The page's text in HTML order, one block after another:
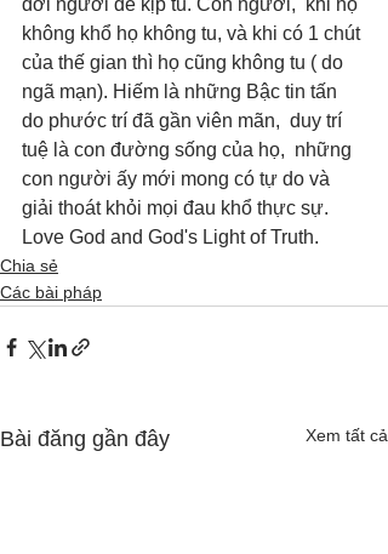
đời người để kịp tu. Con người,  khi họ
không khổ họ không tu, và khi có 1 chút
của thế gian thì họ cũng không tu ( do
ngã mạn). Hiếm là những Bậc tin tấn
do phước trí đã gần viên mãn,  duy trí
tuệ là con đường sống của họ,  những
con người ấy mới mong có tự do và
giải thoát khỏi mọi đau khổ thực sự.
Love God and God's Light of Truth.
Chia sẻ
Các bài pháp
Bài đăng gần đây Xem tất cả